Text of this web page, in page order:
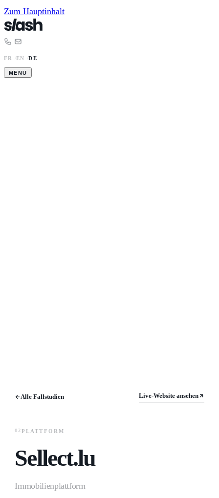
Zum Hauptinhalt
FR /EN /DE
MENU
Alle Fallstudien Live-Website ansehen
02 PLATTFORM
Sellect.lu
Immobilienplattform